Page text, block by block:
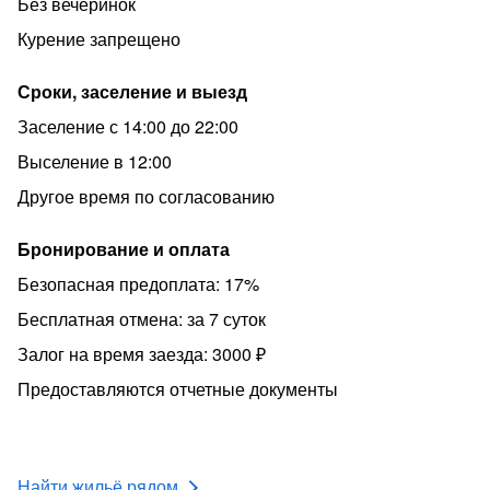
В шаговой доступности:
Городская больница им. Ф.С. Анкудинова
Парк культуры и отдыха им. Гагарина
Христова.
Музейно-мемориальный комплекс «Победа», Парк
культуры и отдыха им. А. Ю. Гагарина. Супермаркеты,
Торговые центры, аптеки, сувенирный магазин и т.п.
Приезжайте в гости, будем рады !!!
Курение запрещено
Сроки, заселение и выезд
Заселение с 14:00 до 22:00
Выселение в 12:00
Другое время по согласованию
Бронирование и оплата
Безопасная предоплата: 17%
Бесплатная отмена: за 7 суток
Залог на время заезда: 3000 ₽
Предоставляются отчетные документы